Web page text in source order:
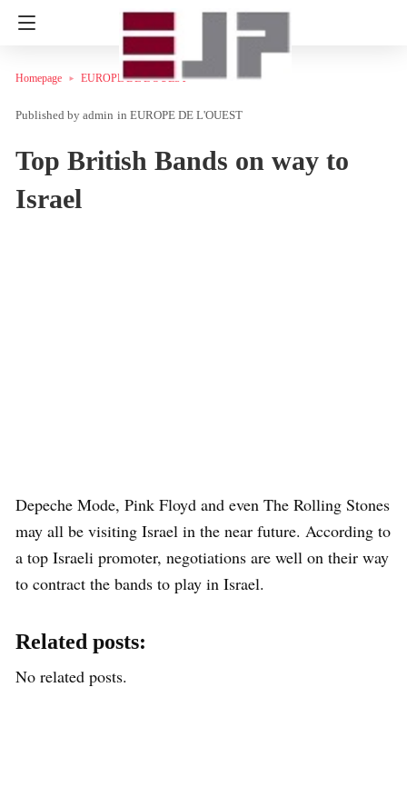
Homepage EUROPE DE L'OUEST
admin in EUROPE DE L'OUEST
Top British Bands on way to
Israel
Depeche Mode, Pink Floyd and even The Rolling Stones
may all be visiting Israel in the near future. According to
a top Israeli promoter, negotiations are well on their way
to contract the bands to play in Israel.
Related posts:
No related posts.